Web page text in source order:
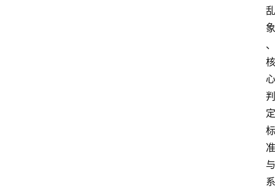
乱
象
、
核
心
判
定
标
准
与
系